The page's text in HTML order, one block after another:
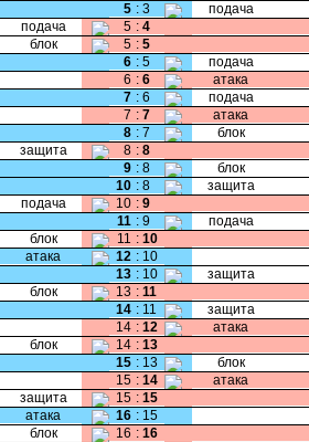
5 : 3 подача
подача 5 : 4
блок 5 : 5
6 : 5 подача
6 : 6 атака
7 : 6 подача
7 : 7 атака
8 : 7 блок
защита 8 : 8
9 : 8 блок
10 : 8 защита
подача 10 : 9
11 : 9 подача
блок 11 : 10
атака 12 : 10
13 : 10 защита
блок 13 : 11
14 : 11 защита
14 : 12 атака
блок 14 : 13
15 : 13 блок
15 : 14 атака
защита 15 : 15
атака 16 : 15
блок 16 : 16